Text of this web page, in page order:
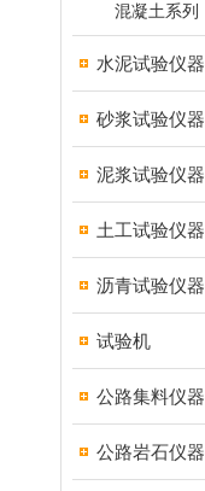
混凝土系列
水泥试验仪器
砂浆试验仪器
泥浆试验仪器
土工试验仪器
沥青试验仪器
试验机
公路集料仪器
公路岩石仪器